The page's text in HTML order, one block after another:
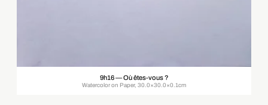
9h16 — Où êtes-vous ?
Watercolor on Paper, 30.0×30.0×0.1cm